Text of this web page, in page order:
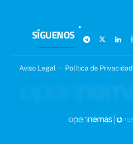
SÍGUENOS
Aviso Legal · Política de Privacidad